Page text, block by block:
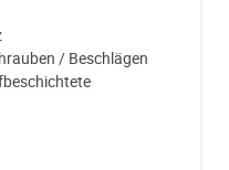
/ Beschlägen